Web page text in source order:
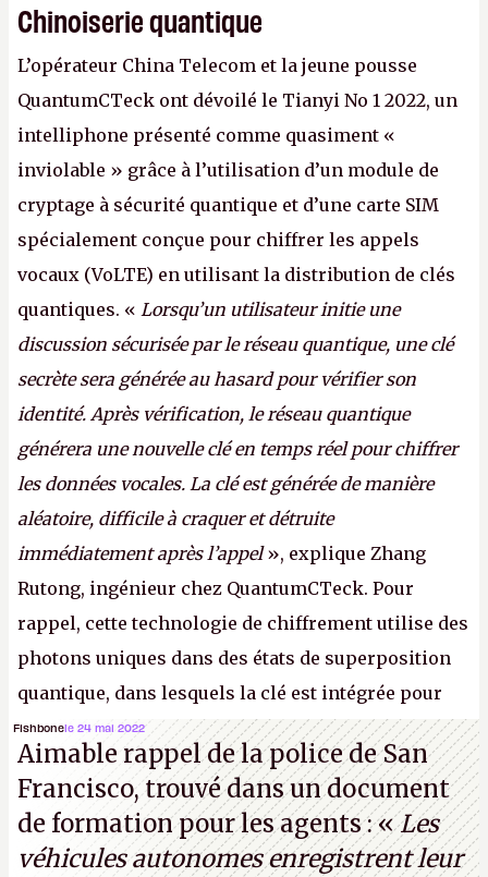
Chinoiserie quantique
L’opérateur China Telecom et la jeune pousse
QuantumCTeck ont dévoilé le Tianyi No 1 2022, un
intelliphone présenté comme quasiment «
inviolable » grâce à l’utilisation d’un module de
cryptage à sécurité quantique et d’une carte SIM
spécialement conçue pour chiffrer les appels
vocaux (VoLTE) en utilisant la distribution de clés
quantiques. « Lorsqu’un utilisateur initie une
discussion sécurisée par le réseau quantique, une clé
secrète sera générée au hasard pour vérifier son
identité. Après vérification, le réseau quantique
générera une nouvelle clé en temps réel pour chiffrer
les données vocales. La clé est générée de manière
aléatoire, difficile à craquer et détruite
immédiatement après l’appel», explique Zhang
Rutong, ingénieur chez QuantumCTeck. Pour
rappel, cette technologie de chiffrement utilise des
photons uniques dans des états de superposition
quantique, dans lesquels la clé est intégrée pour
garantir une sécurité inconditionnelle entre des
parties distantes. Vous ne comprenez rien ? C’est
normal, ça fait toujours ça avec le quantique.
(Crédit photo : China Telecom)
Fishbonele 24 mai 2022
Aimable rappel de la police de San
Francisco, trouvé dans un document
de formation pour les agents : «Les
véhicules autonomes enregistrent leur